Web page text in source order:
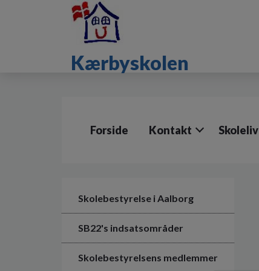
Kærbyskolen
Forside Kontakt Skoleliv
Skolebestyrelse i Aalborg
SB22's indsatsområder
Skolebestyrelsens medlemmer